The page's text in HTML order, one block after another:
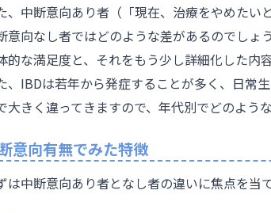
、中断意向あり者（「現在、治療をやめた
意向なし者ではどのような差があるのでしょう
的な満足度と、それをもう少し詳細化した内
、IBDは若年から発症することが多く、日常
大きく違ってきますので、年代別でどのよう
意向有無でみた特徴
は中断意向あり者となし者の違いに焦点を当